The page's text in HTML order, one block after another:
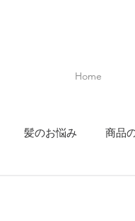
Home
髪のお悩み 商品
ルスに関する記事